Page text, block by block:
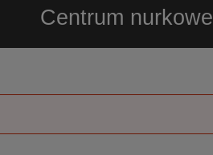
Centrum nurkowe